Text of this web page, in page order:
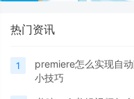
热门资讯
1
premiere怎么实现自
小技巧